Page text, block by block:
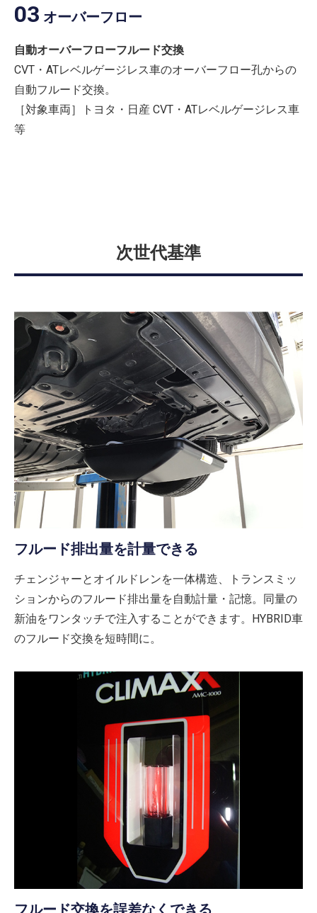
03 オーバーフロー
自動オーバーフローフルード交換
CVT・ATレベルゲージレス車のオーバーフロー孔からの
自動フルード交換。
［対象車両］トヨタ・日産 CVT・ATレベルゲージレス車
等
次世代基準
フルード排出量を計量できる
チェンジャーとオイルドレンを一体構造、トランスミッ
ションからのフルード排出量を自動計量・記憶。同量の
新油をワンタッチで注入することができます。HYBRID車
のフルード交換を短時間に。
フルード交換を誤差なくできる